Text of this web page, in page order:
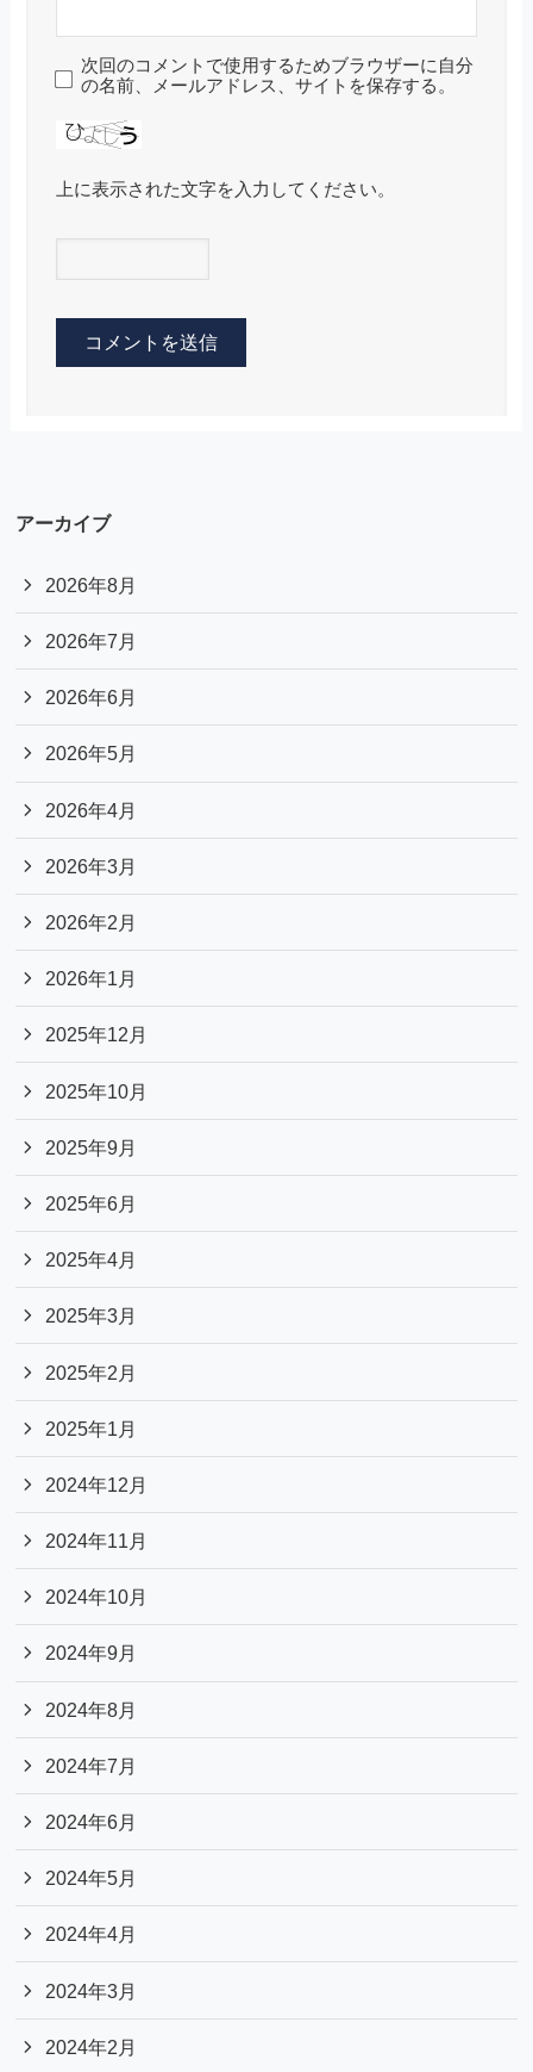
次回のコメントで使用するためブラウザーに自分
の名前、メールアドレス、サイトを保存する。
上に表示された文字を入力してください。
アーカイブ
2026年8月
2026年7月
2026年6月
2026年5月
2026年4月
2026年3月
2026年2月
2026年1月
2025年12月
2025年10月
2025年9月
2025年6月
2025年4月
2025年3月
2025年2月
2025年1月
2024年12月
2024年11月
2024年10月
2024年9月
2024年8月
2024年7月
2024年6月
2024年5月
2024年4月
2024年3月
2024年2月